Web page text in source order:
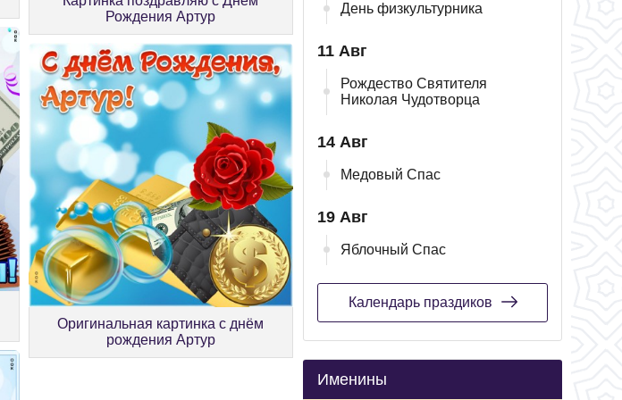
Рождения Артур
Оригинальная картинка с днём
рождения Артур
День физкультурника
11 Авг
Рождество Святителя
Николая Чудотворца
14 Авг
Медовый Спас
19 Авг
Яблочный Спас
Календарь праздиков
Именины